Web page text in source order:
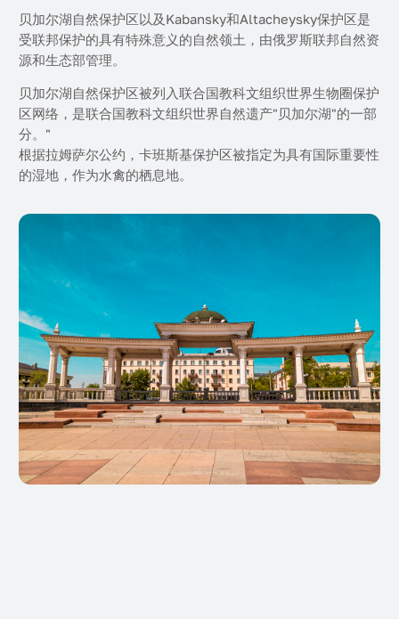
贝加尔湖自然保护区以及Kabansky和Altacheysky保护区是
受联邦保护的具有特殊意义的自然领土，由俄罗斯联邦自然资
源和生态部管理。
贝加尔湖自然保护区被列入联合国教科文组织世界生物圈保护
区网络，是联合国教科文组织世界自然遗产"贝加尔湖"的一部
分。"
根据拉姆萨尔公约，卡班斯基保护区被指定为具有国际重要性
的湿地，作为水禽的栖息地。